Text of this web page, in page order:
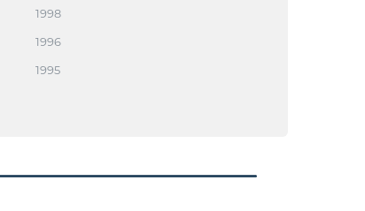
1998
1996
1995